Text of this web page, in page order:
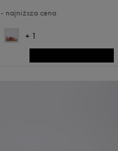
- najniższa cena
+ 1